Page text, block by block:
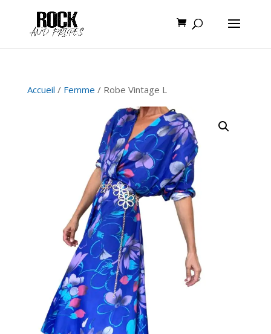
Accueil / Femme / Robe Vintage L